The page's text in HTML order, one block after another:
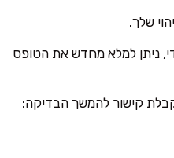
שלך.
ניתן למלא מחדש את הטופס
קישור להמשך הבדיקה: